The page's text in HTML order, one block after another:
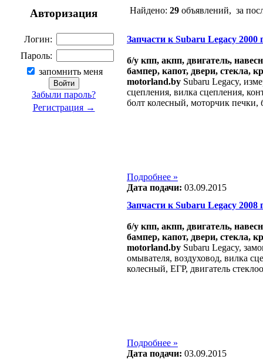
Авторизация
Логин:
Пароль:
запомнить меня
Забыли пароль?
Регистрация →
Найдено: 29объявлений, за
Запчасти к Subaru Legacy 2000
б/у кпп, акпп, двигатель,
бампер, капот, двери, стекла,
motorland.by Subaru Legacy,
сцепления, вилка сцепления,
болт колесный, моторчик печки,
Подробнее »
Дата подачи: 03.09.2015
Запчасти к Subaru Legacy 2008
б/у кпп, акпп, двигатель,
бампер, капот, двери, стекла,
motorland.by Subaru Legacy,
омывателя, воздуховод, вилка
колесный, ЕГР, двигатель
Подробнее »
Дата подачи: 03.09.2015